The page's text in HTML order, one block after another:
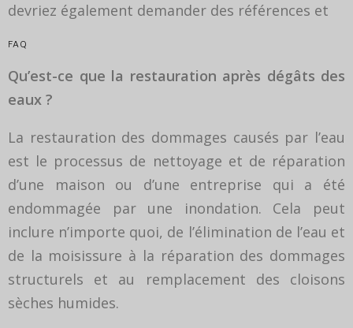
devriez également demander des références et
FAQ
Qu’est-ce que la restauration après dégâts des
eaux ?
La restauration des dommages causés par l’eau
est le processus de nettoyage et de réparation
d’une maison ou d’une entreprise qui a été
endommagée par une inondation. Cela peut
inclure n’importe quoi, de l’élimination de l’eau et
de la moisissure à la réparation des dommages
structurels et au remplacement des cloisons
sèches humides.